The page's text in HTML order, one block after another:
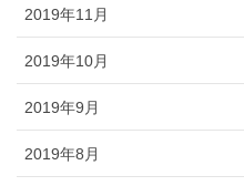
2019年11月
2019年10月
2019年9月
2019年8月